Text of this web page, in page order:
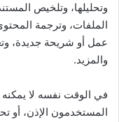
وتحليلها، وتلخيص
الملفات، وترجمة
عمل أو شريحة جديدة،
والمزيد.
في الوقت نفسه لا يمكنه
المستخدمون الإذن، أو